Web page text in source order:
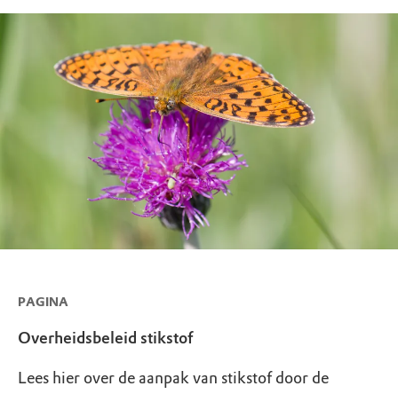
PAGINA
Overheidsbeleid stikstof
Lees hier over de aanpak van stikstof door de